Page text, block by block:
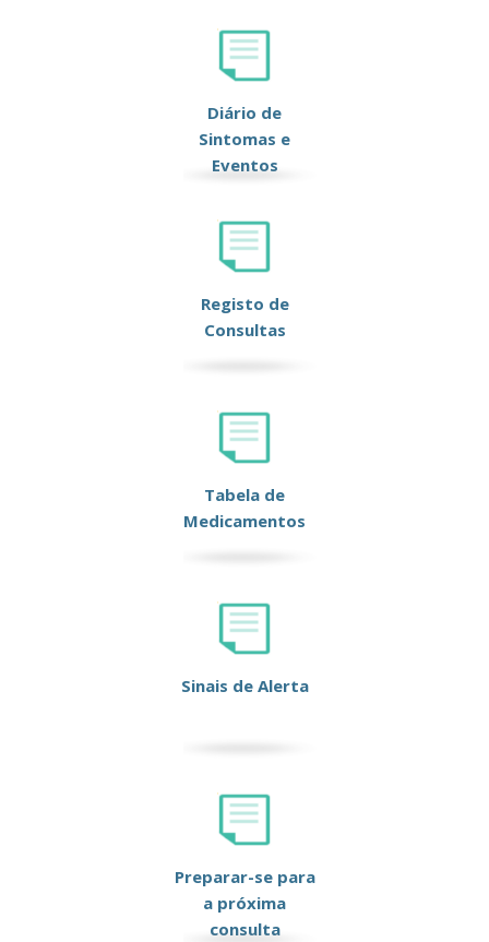
Diário de
Sintomas e
Eventos
Registo de
Consultas
Tabela de
Medicamentos
Sinais de Alerta
Preparar-se para
a próxima
consulta